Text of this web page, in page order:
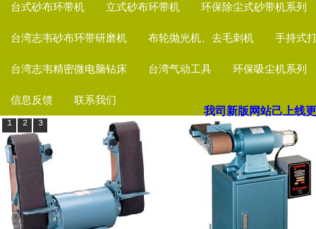
台式砂布环带机 立式砂布环带机 环保除尘式砂带机系列
台湾志韦砂布环带研磨机 布轮抛光机、去毛刺机 手持式
台湾志韦精密微电脑钻床 台湾气动工具 环保吸尘机系列
信息反馈 联系我们
1 2 3 我司新版网站己上线